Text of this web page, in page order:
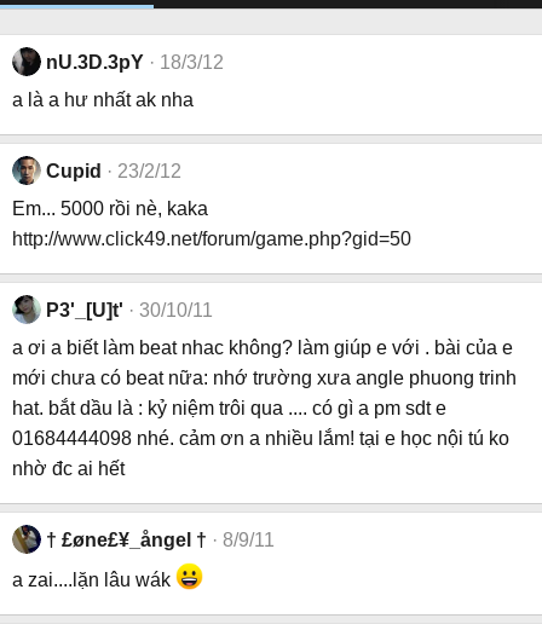
nU.3D.3pY
18/3/12
a là a hư nhất ak nha
Cupid
23/2/12
Em... 5000 rồi nè, kaka
http://www.click49.net/forum/game.php?gid=50
P3'_[U]t'
30/10/11
a ơi a biết làm beat nhac không? làm giúp e với . bài của e
mới chưa có beat nữa: nhớ trường xưa angle phuong trinh
hat. bắt dầu là : kỷ niệm trôi qua .... có gì a pm sdt e
01684444098 nhé. cảm ơn a nhiều lắm! tại e học nội tú ko
nhờ đc ai hết
† £øne£¥_ångel †
8/9/11
a zai....lặn lâu wák